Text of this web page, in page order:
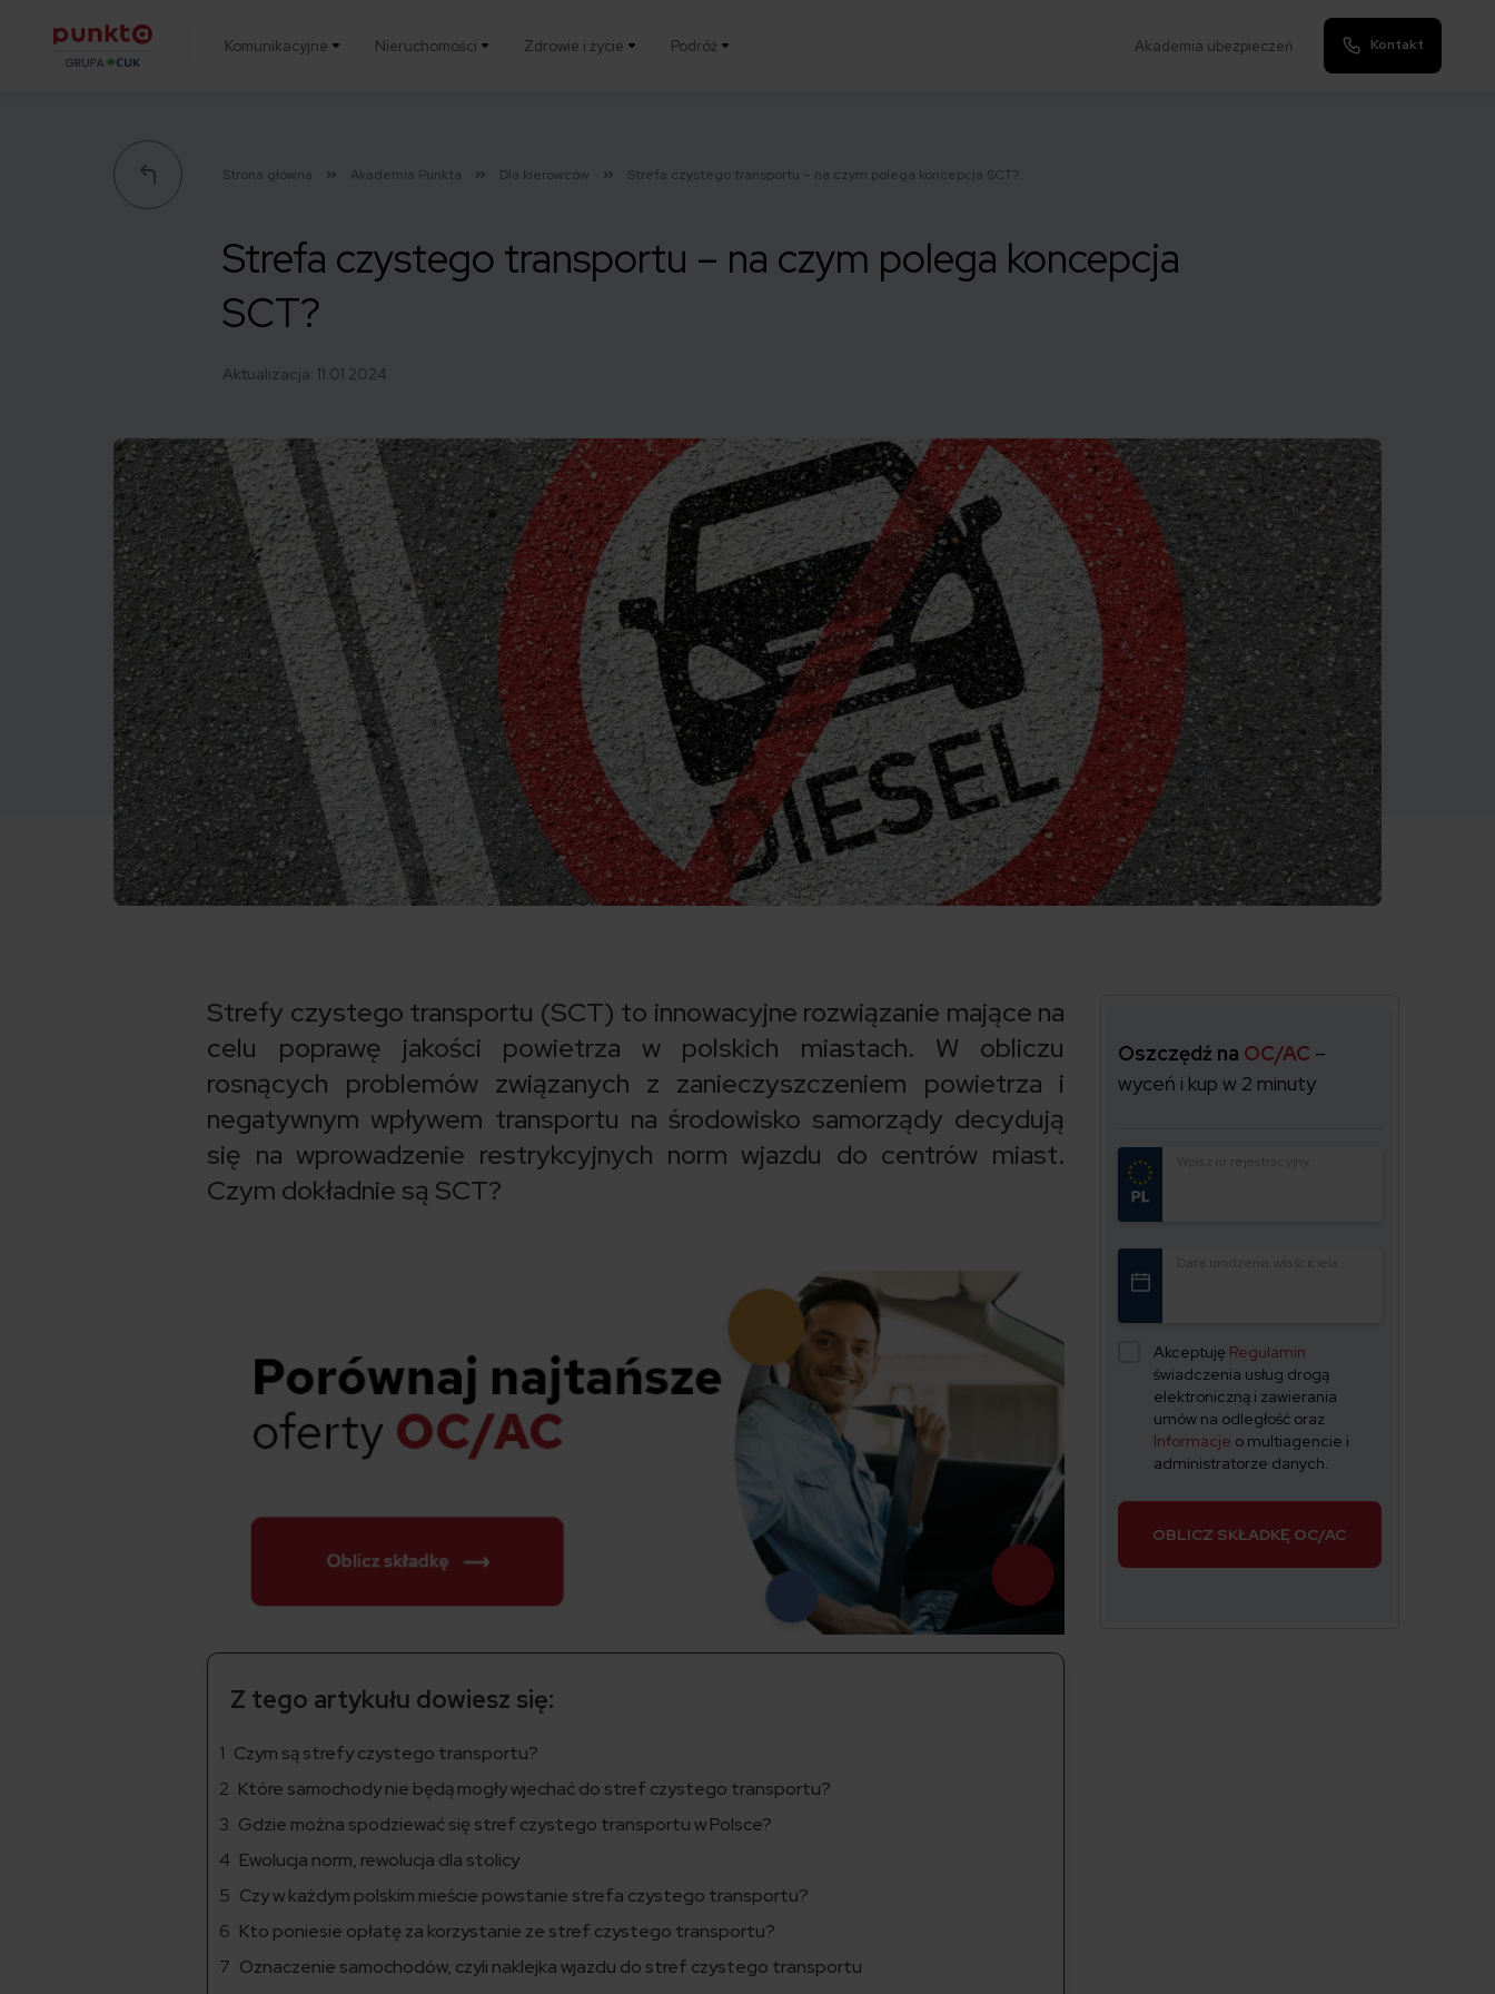
Komunikacyjne Nieruchomości Zdrowie i życie Podróż Akademia ubezpieczeń Kontakt
Strona główna Akademia Punkta Dla kierowców Strefa czystego transportu – na czym polega koncepcja SCT?
Strefa czystego transportu – na czym polega koncepcja
SCT?
Aktualizacja: 11.01.2024
Strefy czystego transportu (SCT) to innowacyjne rozwiązanie mające na
celu poprawę jakości powietrza w polskich miastach. W obliczu
rosnących problemów związanych z zanieczyszczeniem powietrza i
negatywnym wpływem transportu na środowisko samorządy decydują
się na wprowadzenie restrykcyjnych norm wjazdu do centrów miast.
Czym dokładnie są SCT?
Z tego artykułu dowiesz się:
Czym są strefy czystego transportu?
Które samochody nie będą mogły wjechać do stref czystego transportu?
Gdzie można spodziewać się stref czystego transportu w Polsce?
Ewolucja norm, rewolucja dla stolicy
Czy w każdym polskim mieście powstanie strefa czystego transportu?
Kto poniesie opłatę za korzystanie ze stref czystego transportu?
Oznaczenie samochodów, czyli naklejka wjazdu do stref czystego transportu
Oszczędź na OC/AC –
wyceń i kup w 2 minuty
Wpisz nr rejestracyjny
Data urodzenia właściciela
Akceptuję Regulamin
świadczenia usług drogą
elektroniczną i zawierania
umów na odległość oraz
Informacje o multiagencie i
administratorze danych.
OBLICZ SKŁADKĘ OC/AC